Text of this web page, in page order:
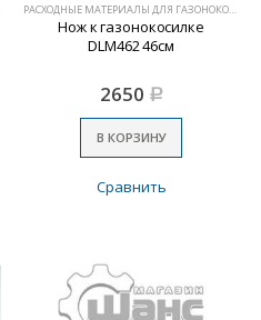
РАСХОДНЫЕ МАТЕРИАЛЫ ДЛЯ ГАЗОНОКОСИЛОК
Нож к газонокосилке
DLM462 46см
2650 Р
В КОРЗИНУ
Сравнить